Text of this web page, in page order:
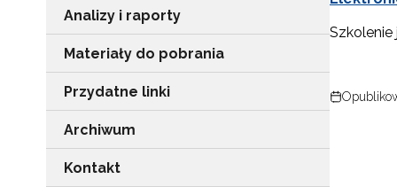
Analizy i raporty
Materiały do pobrania
Przydatne linki
Archiwum
Kontakt
Szkolenie